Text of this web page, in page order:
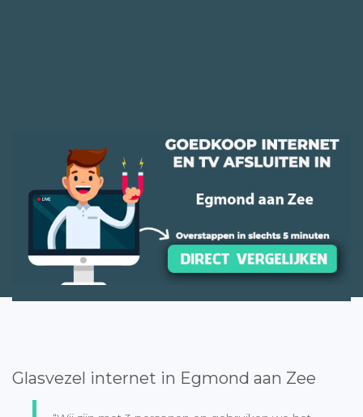
Glasvezel internet in Egmond aan Zee